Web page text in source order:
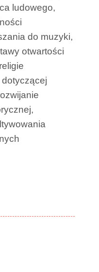
ludowego,
do muzyki,
otwartości